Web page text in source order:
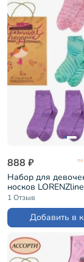
888 ₽ по
Набор для
носков
10)
1 Отзыв
Добавить в